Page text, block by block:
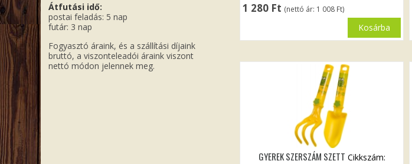
1 280 Ft (nettó ár: 1 008 Ft)
Kosárba
GYEREK SZERSZÁM SZETT Cikkszám:
Átfutási idő:
postai feladás: 5 nap
futár: 3 nap
Fogyasztó áraink, és a szállítási díjaink
bruttó, a viszonteleadói áraink viszont
nettó módon jelennek meg.